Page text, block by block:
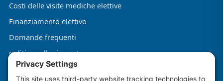
Costi delle visite mediche elettive
Finanziamento elettivo
Domande frequenti
politica sulla riservatezza
Termini e condizioni